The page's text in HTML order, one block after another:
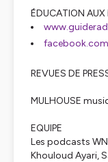
ÉDUCATION AUX
REVUES DE
MULHOUSE
EQUIPE
Les podcasts
Khouloud Ayari,